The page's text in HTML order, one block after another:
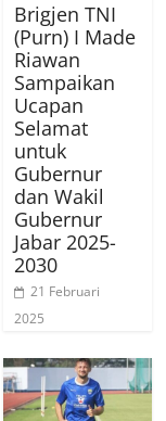
Brigjen TNI
(Purn) I Made
Riawan
Sampaikan
Ucapan
Selamat
untuk
Gubernur
dan Wakil
Gubernur
Jabar 2025-
2030
21 Februari
2025